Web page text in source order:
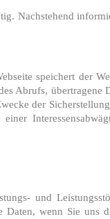
Nachstehend
speichert der
Abrufs, übertragene
der
und
wenn Sie uns